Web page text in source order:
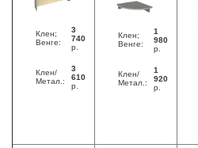
Клен;
Венге:
3
740
р.
Клен/
Метал.:
3
610
р.
Клен;
Венге:
1
980
р.
Клен/
Метал.:
1
920
р.